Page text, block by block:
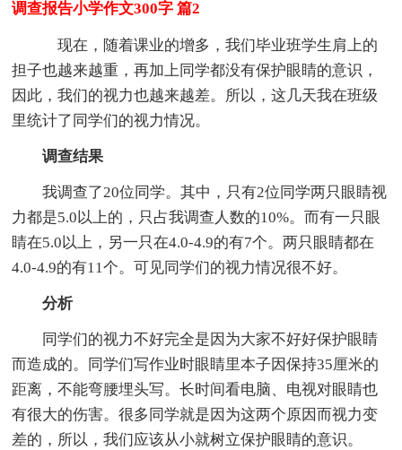
调查报告小学作文300字 篇2
现在，随着课业的增多，我们毕业班学生肩上的
担子也越来越重，再加上同学都没有保护眼睛的意识，
因此，我们的视力也越来越差。所以，这几天我在班级
里统计了同学们的视力情况。
调查结果
我调查了20位同学。其中，只有2位同学两只眼睛视
力都是5.0以上的，只占我调查人数的10%。而有一只眼
睛在5.0以上，另一只在4.0-4.9的有7个。两只眼睛都在
4.0-4.9的有11个。可见同学们的视力情况很不好。
分析
同学们的视力不好完全是因为大家不好好保护眼睛
而造成的。同学们写作业时眼睛里本子因保持35厘米的
距离，不能弯腰埋头写。长时间看电脑、电视对眼睛也
有很大的伤害。很多同学就是因为这两个原因而视力变
差的，所以，我们应该从小就树立保护眼睛的意识。